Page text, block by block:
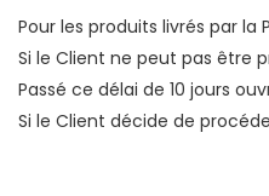
Si le Client ne peut pas être présent à l‘adresse qu‘il a indiquée le jour de la livraison soit le colis est déposé dans sa boîte aux lettres si celle-ci le permet soit un Avis de Passage est
Passé ce délai de 10 jours ouvrés, le Produit
Si le Client décide de procéder à une nouvelle livraison, celle-ci est à sa